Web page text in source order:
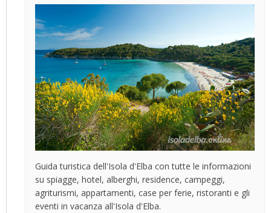
Guida turistica dell'Isola d'Elba con tutte le informazioni
su spiagge, hotel, alberghi, residence, campeggi,
agriturismi, appartamenti, case per ferie, ristoranti e gli
eventi in vacanza all'Isola d'Elba.